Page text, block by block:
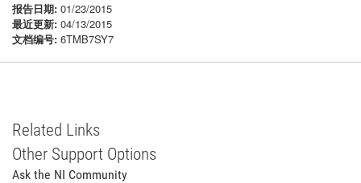
报告日期: 01/23/2015
最近更新: 04/13/2015
文档编号: 6TMB7SY7
Related Links
Other Support Options
Ask the NI Community